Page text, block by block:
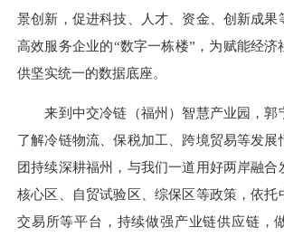
景创新，促进科技、人才、资金、创新成果
高效服务企业的“数字一栋楼”，为赋能经济
供坚实统一的数据底座。
来到中交冷链（福州）智慧产业园，郭
了解冷链物流、保税加工、跨境贸易等发展
团持续深耕福州，与我们一道用好两岸融合
核心区、自贸试验区、综保区等政策，依
交易所等平台，持续做强产业链供应链，